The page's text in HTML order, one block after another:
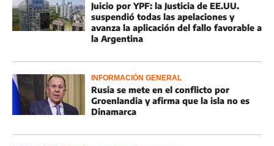
Juicio por YPF: la Justicia de EE.UU.
suspendió todas las apelaciones y
avanza la aplicación del fallo favorable a
la Argentina
INFORMACIÓN GENERAL
Rusia se mete en el conflicto por
Groenlandia y afirma que la isla no es
Dinamarca